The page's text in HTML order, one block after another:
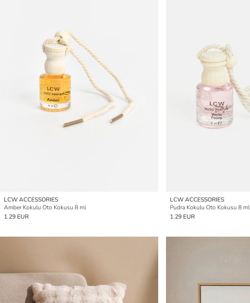
LCW ACCESSORIES
Amber Kokulu Oto Kokusu 8 ml
1.29 EUR
LCW ACCESSORIES
Pudra Kokulu Oto Kokusu 8 ml
1.29 EUR